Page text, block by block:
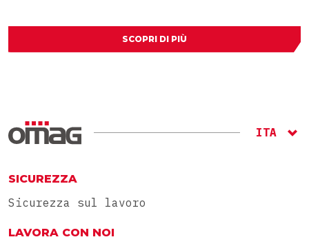
SCOPRI DI PIÙ
ITA
SICUREZZA
Sicurezza sul lavoro
LAVORA CON NOI